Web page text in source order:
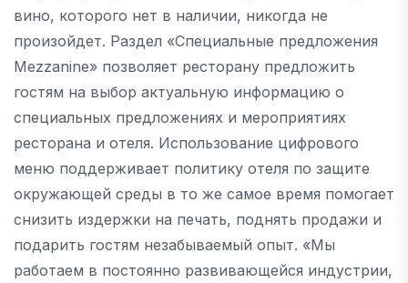
вино, которого нет в наличии, никогда не
произойдет. Раздел «Специальные предложения
Mezzanine» позволяет ресторану предложить
гостям на выбор актуальную информацию о
специальных предложениях и мероприятиях
ресторана и отеля. Использование цифрового
меню поддерживает политику отеля по защите
окружающей среды в то же самое время помогает
снизить издержки на печать, поднять продажи и
подарить гостям незабываемый опыт. «Мы
работаем в постоянно развивающейся индустрии,